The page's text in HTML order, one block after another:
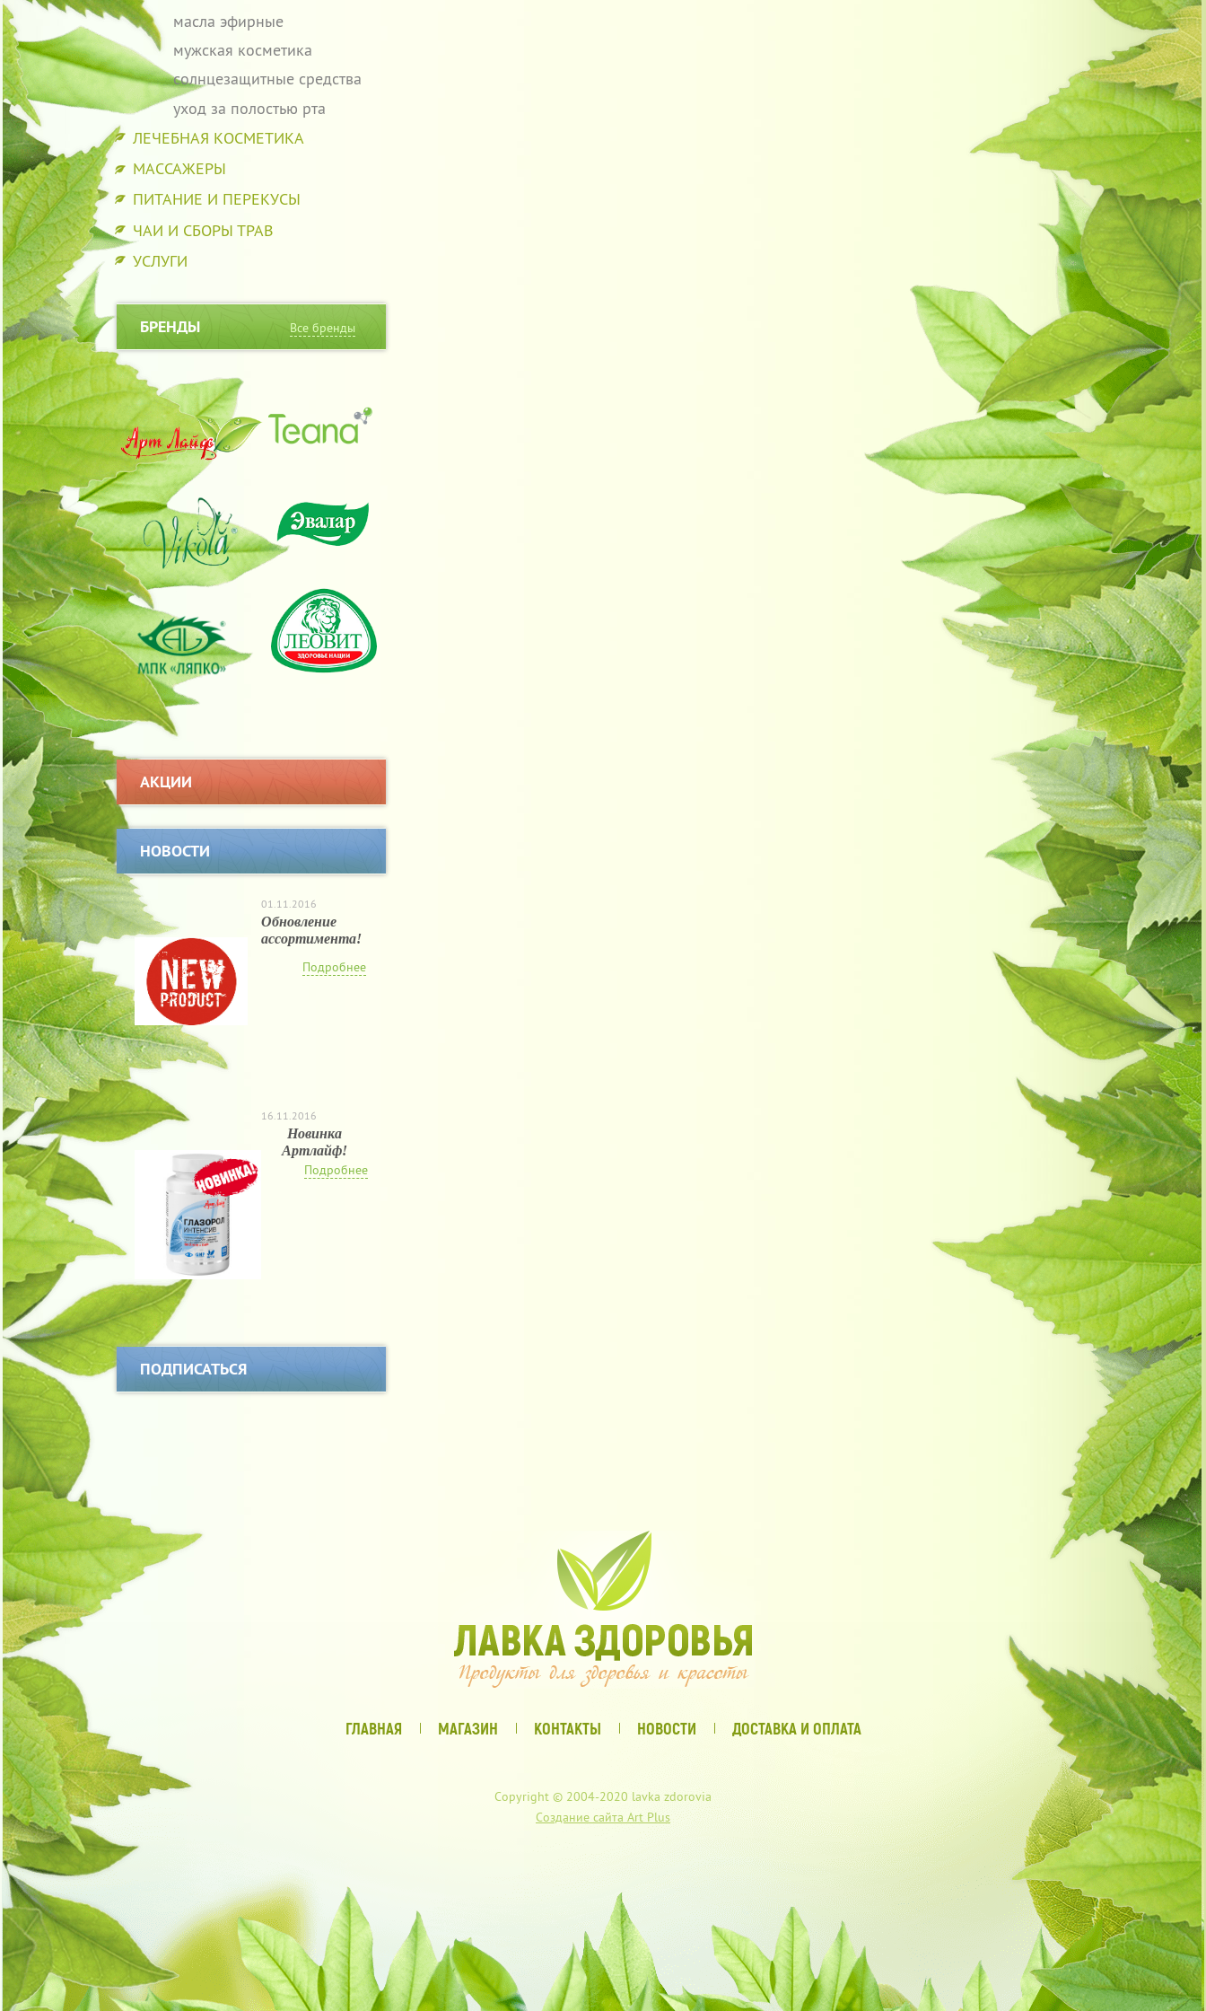
масла эфирные
мужская косметика
солнцезащитные средства
уход за полостью рта
ЛЕЧЕБНАЯ КОСМЕТИКА
МАССАЖЕРЫ
ПИТАНИЕ И ПЕРЕКУСЫ
ЧАИ И СБОРЫ ТРАВ
УСЛУГИ
БРЕНДЫ Все бренды
АКЦИИ
НОВОСТИ
01.11.2016
Обновление
ассортимента!
Подробнее
16.11.2016
Новинка
Артлайф!
Подробнее
ПОДПИСАТЬСЯ
ГЛАВНАЯ МАГАЗИН КОНТАКТЫ НОВОСТИ ДОСТАВКА И ОПЛАТА
Copyright © 2004-2020 lavka zdorovia
Создание сайта Art Plus